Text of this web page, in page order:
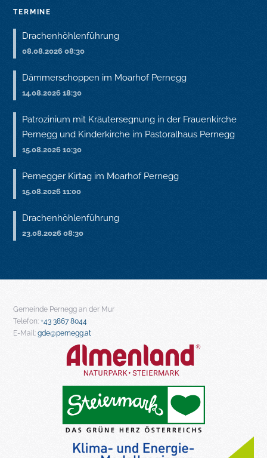
TERMINE
Drachenhöhlenführung
08.08.2026 08:30
Dämmerschoppen im Moarhof Pernegg
14.08.2026 18:30
Patrozinium mit Kräutersegnung in der Frauenkirche
Pernegg und Kinderkirche im Pastoralhaus Pernegg
15.08.2026 10:30
Pernegger Kirtag im Moarhof Pernegg
15.08.2026 11:00
Drachenhöhlenführung
23.08.2026 08:30
Gemeinde Pernegg an der Mur
Telefon: +43 3867 8044
E-Mail: gde@pernegg.at